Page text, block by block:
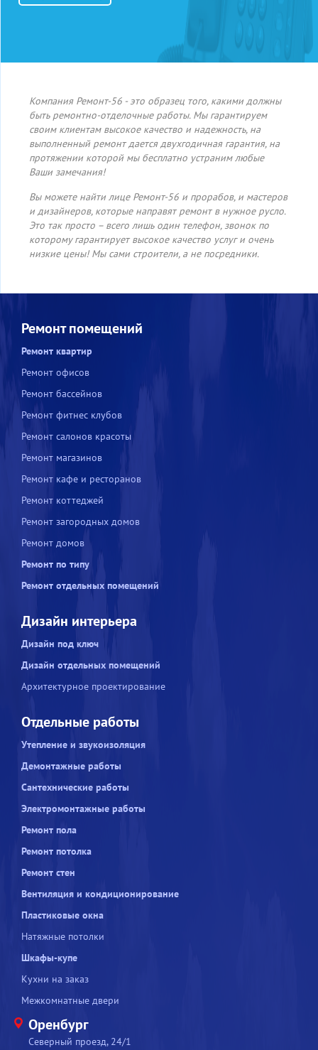
Компания Ремонт-56 - это образец того, какими должны
быть ремонтно-отделочные работы. Мы гарантируем
своим клиентам высокое качество и надежность, на
выполненный ремонт дается двухгодичная гарантия, на
протяжении которой мы бесплатно устраним любые
Ваши замечания!
Вы можете найти лице Ремонт-56 и прорабов, и мастеров
и дизайнеров, которые направят ремонт в нужное русло.
Это так просто – всего лишь один телефон, звонок по
которому гарантирует высокое качество услуг и очень
низкие цены! Мы сами строители, а не посредники.
Ремонт помещений
Ремонт квартир
Ремонт офисов
Ремонт бассейнов
Ремонт фитнес клубов
Ремонт салонов красоты
Ремонт магазинов
Ремонт кафе и ресторанов
Ремонт коттеджей
Ремонт загородных домов
Ремонт домов
Ремонт по типу
Ремонт отдельных помещений
Дизайн интерьера
Дизайн под ключ
Дизайн отдельных помещений
Архитектурное проектирование
Отдельные работы
Утепление и звукоизоляция
Демонтажные работы
Сантехнические работы
Электромонтажные работы
Ремонт пола
Ремонт потолка
Ремонт стен
Вентиляция и кондиционирование
Пластиковые окна
Натяжные потолки
Шкафы-купе
Кухни на заказ
Межкомнатные двери
Оренбург
Северный проезд, 24/1